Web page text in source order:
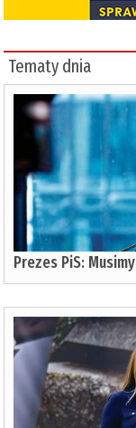
Tematy dnia
Prezes PiS: